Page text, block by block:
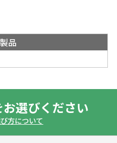
品
選びください
方について